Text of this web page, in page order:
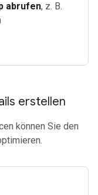
abrufen, z. B.
erstellen
können Sie den